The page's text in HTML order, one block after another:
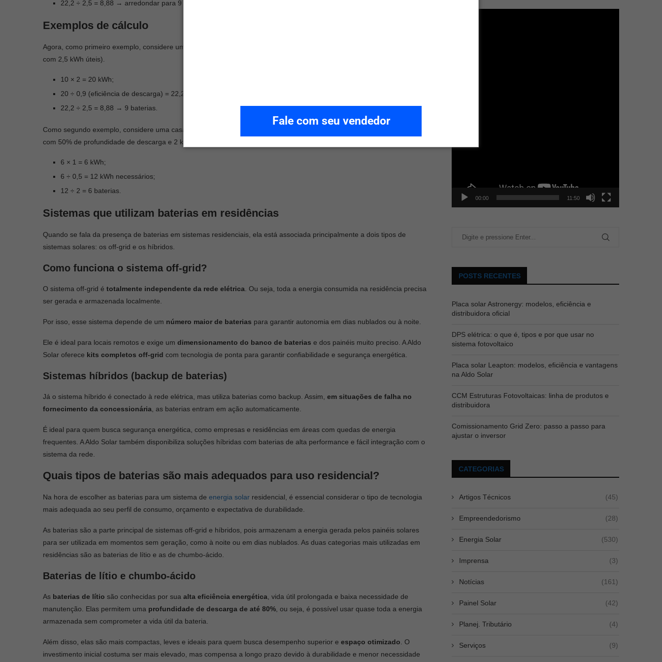
Fale com seu vendedor
22,2 ÷ 2,5 = 8,88 → arredondar para 9 baterias.
Exemplos de cálculo
Agora, como primeiro exemplo, considere uma casa com consumo de 10 kWh/dia e 2 dias de autonomia (bateria de lítio
com 2,5 kWh úteis).
10 × 2 = 20 kWh;
20 ÷ 0,9 (eficiência de descarga) = 22,2 kWh;
22,2 ÷ 2,5 = 8,88 → 9 baterias.
Como segundo exemplo, considere uma casa com consumo de 6 kWh/dia e 1 dia de autonomia (bateria de chumbo-ácido
com 50% de profundidade de descarga e 2 kWh por unidade).
6 × 1 = 6 kWh;
6 ÷ 0,5 = 12 kWh necessários;
12 ÷ 2 = 6 baterias.
Sistemas que utilizam baterias em residências
Quando se fala da presença de baterias em sistemas residenciais, ela está associada principalmente a dois tipos de
sistemas solares: os off-grid e os híbridos.
Como funciona o sistema off-grid?
O sistema off-grid é totalmente independente da rede elétrica . Ou seja, toda a energia consumida na residência precisa
ser gerada e armazenada localmente.
Por isso, esse sistema depende de um número maior de baterias para garantir autonomia em dias nublados ou à noite.
Ele é ideal para locais remotos e exige um dimensionamento do banco de baterias e dos painéis muito preciso. A Aldo
Solar oferece kits completos off-grid com tecnologia de ponta para garantir confiabilidade e segurança energética.
Sistemas híbridos (backup de baterias)
Já o sistema híbrido é conectado à rede elétrica, mas utiliza baterias como backup. Assim, em situações de falha no
fornecimento da concessionária , as baterias entram em ação automaticamente.
É ideal para quem busca segurança energética, como empresas e residências em áreas com quedas de energia
frequentes. A Aldo Solar também disponibiliza soluções híbridas com baterias de alta performance e fácil integração com o
sistema da rede.
Quais tipos de baterias são mais adequados para uso residencial?
Na hora de escolher as baterias para um sistema de energia solar residencial, é essencial considerar o tipo de tecnologia
mais adequada ao seu perfil de consumo, orçamento e expectativa de durabilidade.
As baterias são a parte principal de sistemas off-grid e híbridos, pois armazenam a energia gerada pelos painéis solares
para ser utilizada em momentos sem geração, como à noite ou em dias nublados. As duas categorias mais utilizadas em
residências são as baterias de lítio e as de chumbo-ácido.
Baterias de lítio e chumbo-ácido
As baterias de lítio são conhecidas por sua alta eficiência energética , vida útil prolongada e baixa necessidade de
manutenção. Elas permitem uma profundidade de descarga de até 80% , ou seja, é possível usar quase toda a energia
armazenada sem comprometer a vida útil da bateria.
Além disso, elas são mais compactas, leves e ideais para quem busca desempenho superior e espaço otimizado . O
investimento inicial costuma ser mais elevado, mas compensa a longo prazo devido à durabilidade e menor necessidade
00:00 11:50
POSTS RECENTES
Placa solar Astronergy: modelos, eficiência e
distribuidora oficial
DPS elétrica: o que é, tipos e por que usar no
sistema fotovoltaico
Placa solar Leapton: modelos, eficiência e vantagens
na Aldo Solar
CCM Estruturas Fotovoltaicas: linha de produtos e
distribuidora
Comissionamento Grid Zero: passo a passo para
ajustar o inversor
CATEGORIAS
Artigos Técnicos (45)
Empreendedorismo (28)
Energia Solar (530)
Imprensa (3)
Notícias (161)
Painel Solar (42)
Planej. Tributário (4)
Serviços (9)